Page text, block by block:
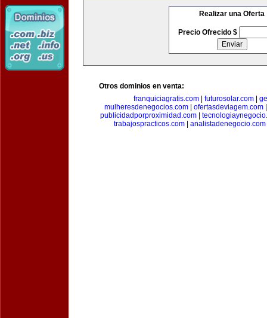
Realizar una Oferta
Precio Ofrecido $
Otros dominios en venta:
franquiciagratis.com
futurosolar.com
mulheresdenegocios.com
ofertasdeviagem.com
publicidadporproximidad.com|
trabajospracticos.com| analistadenegocio.com